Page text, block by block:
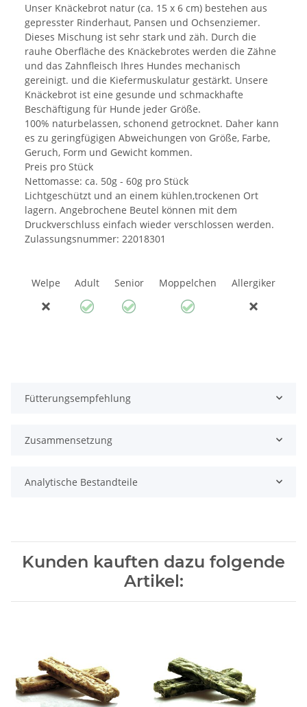
Unser Knäckebrot natur (ca. 15 x 6 cm) bestehen aus
gepresster Rinderhaut, Pansen und Ochsenziemer.
Dieses Mischung ist sehr stark und zäh. Durch die
rauhe Oberfläche des Knäckebrotes werden die Zähne
und das Zahnfleisch Ihres Hundes mechanisch
gereinigt. und die Kiefermuskulatur gestärkt. Unsere
Knäckebrot ist eine gesunde und schmackhafte
Beschäftigung für Hunde jeder Größe.
100% naturbelassen, schonend getrocknet. Daher kann
es zu geringfügigen Abweichungen von Größe, Farbe,
Geruch, Form und Gewicht kommen.
Preis pro Stück
Nettomasse: ca. 50g - 60g pro Stück
Lichtgeschützt und an einem kühlen,trockenen Ort
lagern. Angebrochene Beutel können mit dem
Druckverschluss einfach wieder verschlossen werden.
Zulassungsnummer: 22018301
Welpe Adult Senior Moppelchen Allergiker
Fütterungsempfehlung
Zusammensetzung
Analytische Bestandteile
Kunden kauften dazu folgende
Artikel: